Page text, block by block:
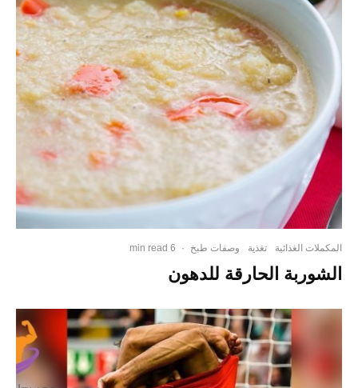
المكملات الغذائية تغذية وصفات طبخ ·
6 min read
الشوربة الحارقة للدهون